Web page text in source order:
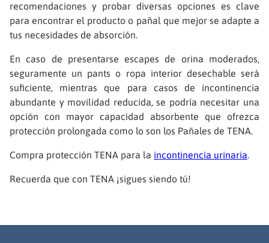
recomendaciones y probar diversas opciones es clave
para encontrar el producto o pañal que mejor se adapte a
tus necesidades de absorción.
En caso de presentarse escapes de orina moderados,
seguramente un pants o ropa interior desechable será
suficiente, mientras que para casos de incontinencia
abundante y movilidad reducida, se podría necesitar una
opción con mayor capacidad absorbente que ofrezca
protección prolongada como lo son los Pañales de TENA.
Compra protección TENA para la incontinencia urinaria.
Recuerda que con TENA ¡sigues siendo tú!